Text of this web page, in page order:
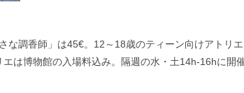
な調香師」は45€。12～18歳のティーン向けアトリ
は博物館の入場料込み。隔週の水・土14h-16hに開催